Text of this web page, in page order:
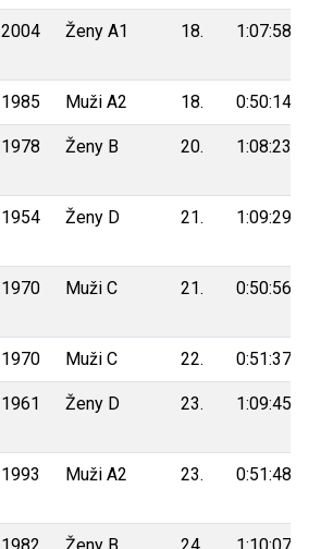
2004 Ženy A1 18. 1:07:58
1985 Muži A2 18. 0:50:14
1978 Ženy B 20. 1:08:23
1954 Ženy D 21. 1:09:29
1970 Muži C 21. 0:50:56
1970 Muži C 22. 0:51:37
1961 Ženy D 23. 1:09:45
1993 Muži A2 23. 0:51:48